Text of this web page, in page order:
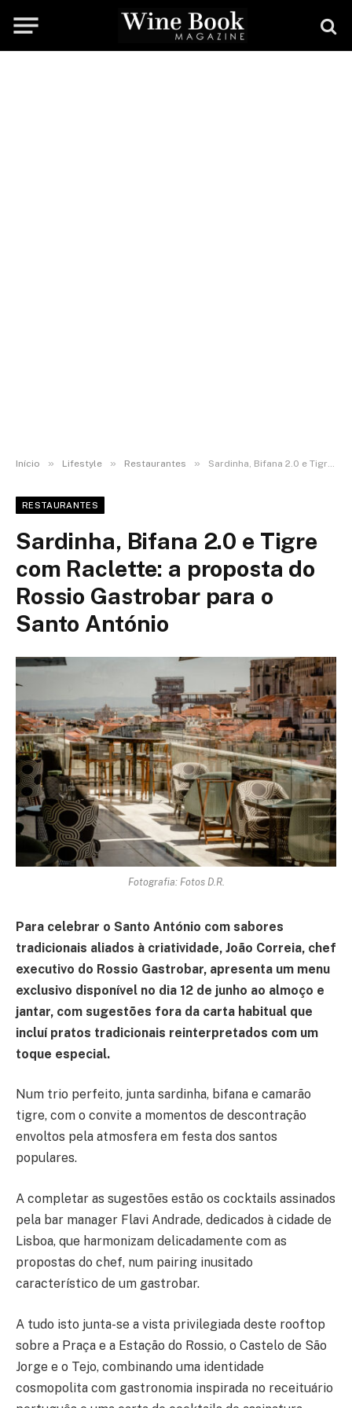
Início » Lifestyle » Restaurantes » Sardinha, Bifana 2.0 e Tigre com Raclette: a proposta do Rossio Gastrobar para o Santo António
RESTAURANTES
Sardinha, Bifana 2.0 e Tigre
com Raclette: a proposta do
Rossio Gastrobar para o
Santo António
Fotografia: Fotos D.R.
Para celebrar o Santo António com sabores
tradicionais aliados à criatividade, João Correia, chef
executivo do Rossio Gastrobar, apresenta um menu
exclusivo disponível no dia 12 de junho ao almoço e
jantar, com sugestões fora da carta habitual que
incluí pratos tradicionais reinterpretados com um
toque especial.
Num trio perfeito, junta sardinha, bifana e camarão
tigre, com o convite a momentos de descontração
envoltos pela atmosfera em festa dos santos
populares.
A completar as sugestões estão os cocktails assinados
pela bar manager Flavi Andrade, dedicados à cidade de
Lisboa, que harmonizam delicadamente com as
propostas do chef, num pairing inusitado
característico de um gastrobar.
A tudo isto junta-se a vista privilegiada deste rooftop
sobre a Praça e a Estação do Rossio, o Castelo de São
Jorge e o Tejo, combinando uma identidade
cosmopolita com gastronomia inspirada no receituário